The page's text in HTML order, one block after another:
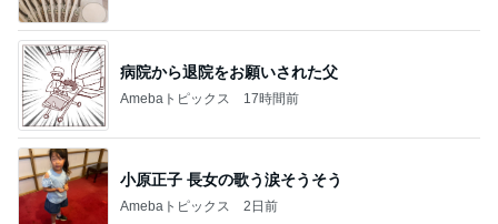
病院から退院をお願いされた父
Amebaトピックス 17時間前
小原正子 長女の歌う涙そうそう
Amebaトピックス 2日前